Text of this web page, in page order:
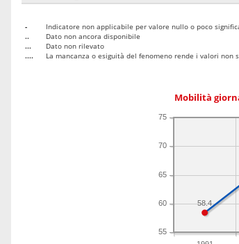
-
Indicatore non applicabile per valore nullo o poco
..
Dato non ancora disponibile
...
Dato non rilevato
....
La mancanza o esiguità del fenomeno rende i valori non
Mobilità
55
60
65
70
75
58.4